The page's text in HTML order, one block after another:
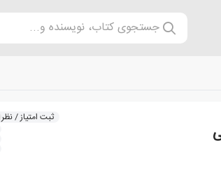
جستجوی کتاب، نویسنده و...
ثبت امتیاز / نظر